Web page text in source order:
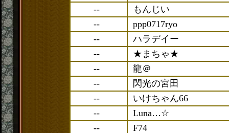
--
もんじい
--
ppp0717ryo
--
ハラデイー
--
★まちゃ★
--
龍＠
--
閃光の宮田
--
いけちゃん66
--
Luna…☆
--
F74